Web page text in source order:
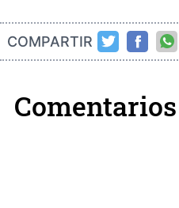
COMPARTIR
Comentarios